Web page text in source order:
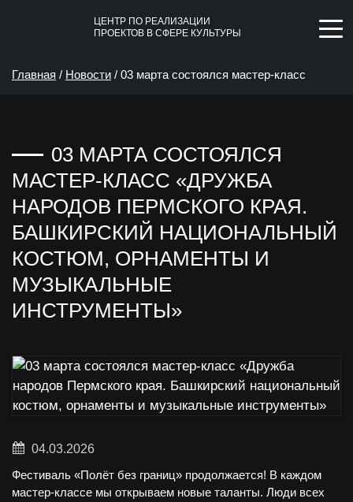
ЦЕНТР ПО РЕАЛИЗАЦИИ
ПРОЕКТОВ В СФЕРЕ КУЛЬТУРЫ
Главная / Новости / 03 марта состоялся мастер-класс
национальный костюм, орнаменты и музыкальные
03 МАРТА СОСТОЯЛСЯ
МАСТЕР-КЛАСС «ДРУЖБА
НАРОДОВ ПЕРМСКОГО КРАЯ.
БАШКИРСКИЙ НАЦИОНАЛЬНЫЙ
КОСТЮМ, ОРНАМЕНТЫ И
МУЗЫКАЛЬНЫЕ
ИНСТРУМЕНТЫ»
04.03.2026
Фестиваль «Полёт без границ» продолжается! В каждом
мастер-классе мы открываем новые таланты. Люди всех